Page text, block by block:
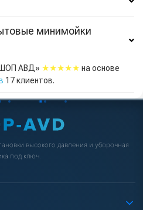
минимойки
АВД» ★★★★★ на основе
17клиентов.
высокого давления и уборочная
под ключ.